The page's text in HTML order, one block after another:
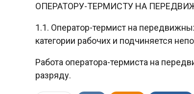
ОПЕРАТОРУ-ТЕРМИСТУ НА
1.1. Оператор-термист на
категории рабочих и подчиняется
Работа оператора-термиста на
разряду.